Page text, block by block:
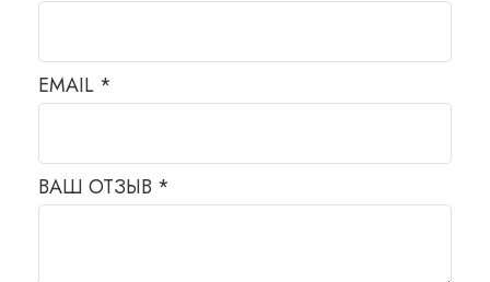
ВАШ ОТЗЫВ *
EMAIL *